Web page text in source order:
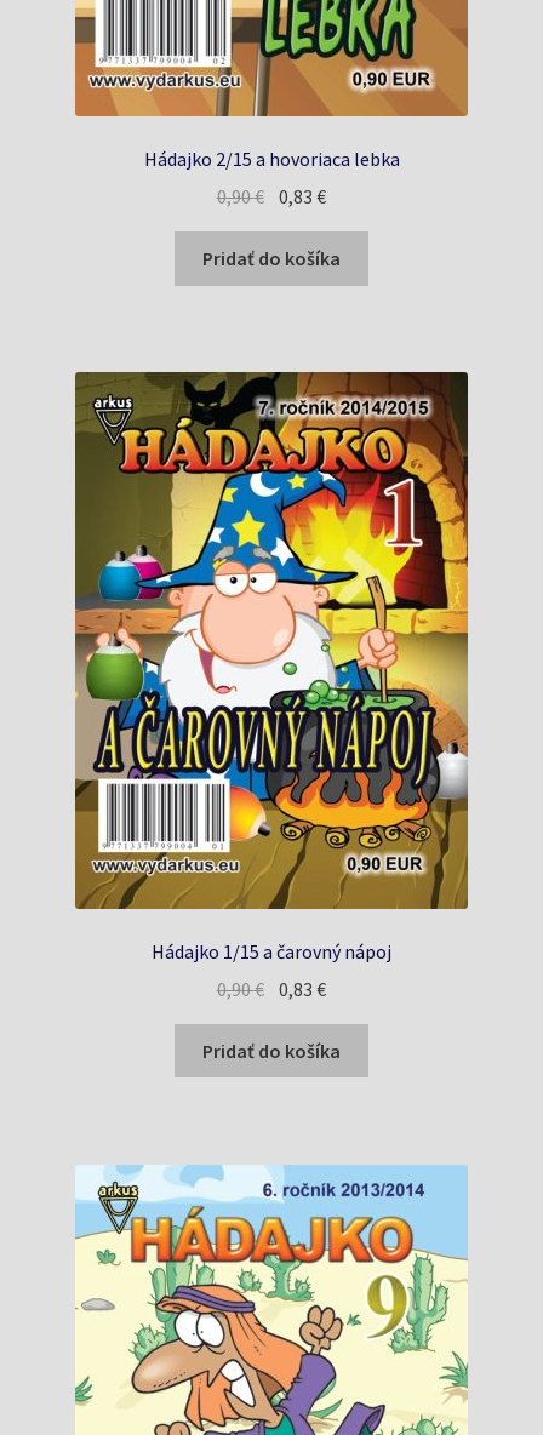
Hádajko 2/15 a hovoriaca lebka
0,90€ Pôvodná
bola:
0,90 €.
0,83€Aktuálna
je:
0,83 €.
Pridať do košíka
Hádajko 1/15 a čarovný nápoj
0,90€ Pôvodná
bola:
0,90 €.
0,83€Aktuálna
je:
0,83 €.
Pridať do košíka